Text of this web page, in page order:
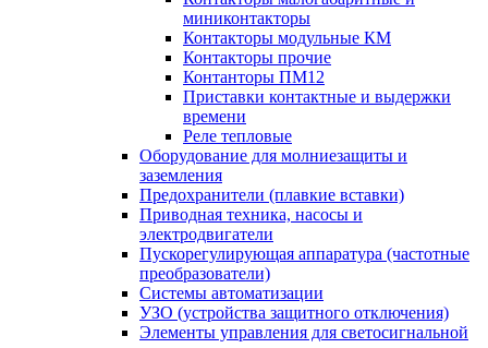
миниконтакторы
Контакторы модульные КМ
Контакторы прочие
Контанторы ПМ12
Приставки контактные и выдержки
времени
Реле тепловые
Оборудование для молниезащиты и
заземления
Предохранители (плавкие вставки)
Приводная техника, насосы и
электродвигатели
Пускорегулирующая аппаратура (частотные
преобразователи)
Системы автоматизации
УЗО (устройства защитного отключения)
Элементы управления для светосигнальной